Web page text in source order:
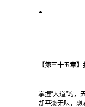
【第三十五章
掌握“大道”的，
却平淡无味，想